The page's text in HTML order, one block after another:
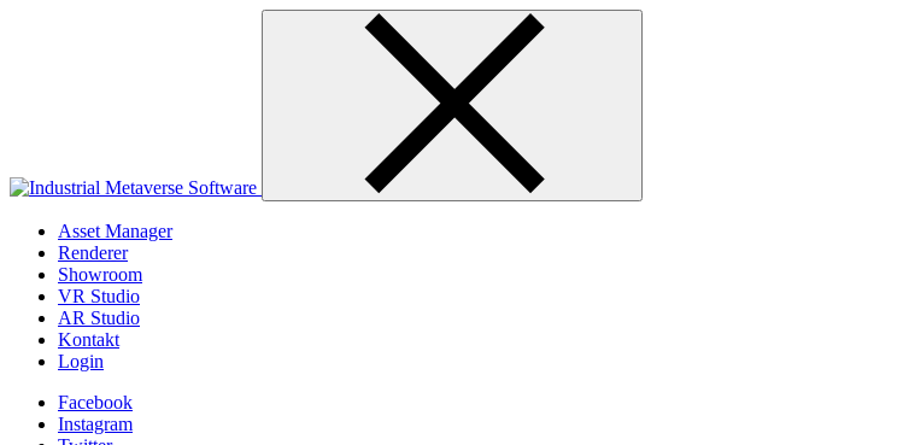
Asset Manager
Renderer
Showroom
VR Studio
AR Studio
Kontakt
Login
Facebook
Instagram